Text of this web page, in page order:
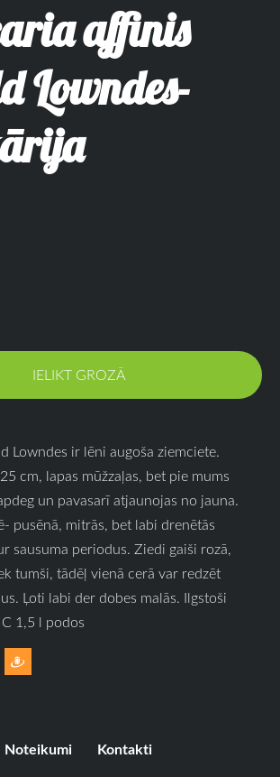
affinis
Lowndes-
IELIKT GROZĀ
Lowndes ir lēni augoša ziemciete.
cm, lapas mūžzaļas, bet pie mums
un pavasarī atjaunojas no jauna.
pusēnā, mitrās, bet labi drenētās
sausuma periodus. Ziedi gaiši rozā,
tumši, tādēļ vienā cerā var redzēt
Ļoti labi der dobes malās. Ilgstoši
1,5 l podos
Noteikumi Kontakti